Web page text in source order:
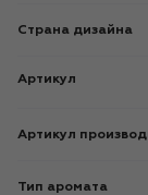
Страна дизайна
Артикул
Артикул
Тип аромата